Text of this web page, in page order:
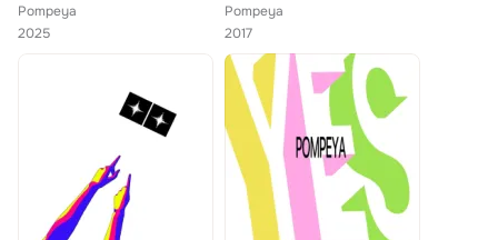
Pompeya
2025
Pompeya
2017